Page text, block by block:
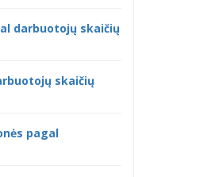
darbuotojų skaičių
skaičių
pagal